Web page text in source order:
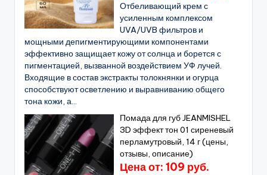
Отбеливающий крем с
усиленным комплексом
UVA/UVB фильтров и
мощными депигментирующими компонентами
эффективно защищает кожу от солнца и борется с
пигментацией, вызванной воздействием УФ лучей.
Входящие в состав экстракты толокнянки и огурца
способствуют осветлению и выравниванию общего
тона кожи, а...
Помада для губ JEANMISHEL
3D эффект тон 01 сиреневый
перламутровый, 14 г (цены,
отзывы, описание)
Цена от: 109 руб.